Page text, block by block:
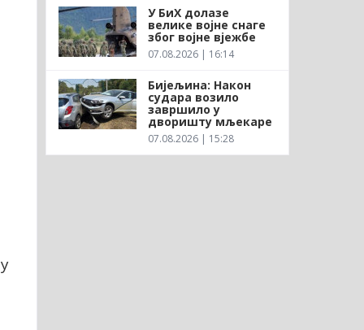
У БиХ долазе
велике војне снаге
због војне вјежбе
07.08.2026 | 16:14
Бијељина: Након
судара возило
завршило у
дворишту мљекаре
07.08.2026 | 15:28